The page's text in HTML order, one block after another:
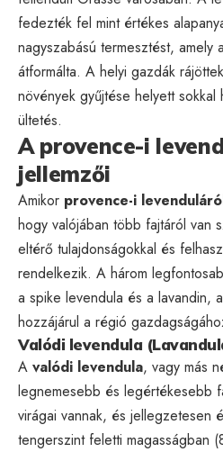
fedezték fel mint értékes
nagyszabású termesztést, amely
átformálta. A helyi gazdák
növények gyűjtése helyett
ültetés.
A provence-i
jellemzői
Amikor provence-i
hogy valójában több fajtáról van
eltérő tulajdonságokkal és
rendelkezik. A három
a spike levendula és a lavandin,
hozzájárul a régió
Valódi levendula
A valódi levendula, vagy más
legnemesebb és legértékesebb
virágai vannak, és jellegzetesen
tengerszint feletti magasságban